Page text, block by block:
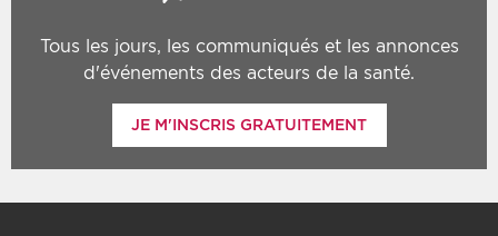
Tous les jours, les communiqués et les annonces
d'événements des acteurs de la santé.
JE M'INSCRIS GRATUITEMENT